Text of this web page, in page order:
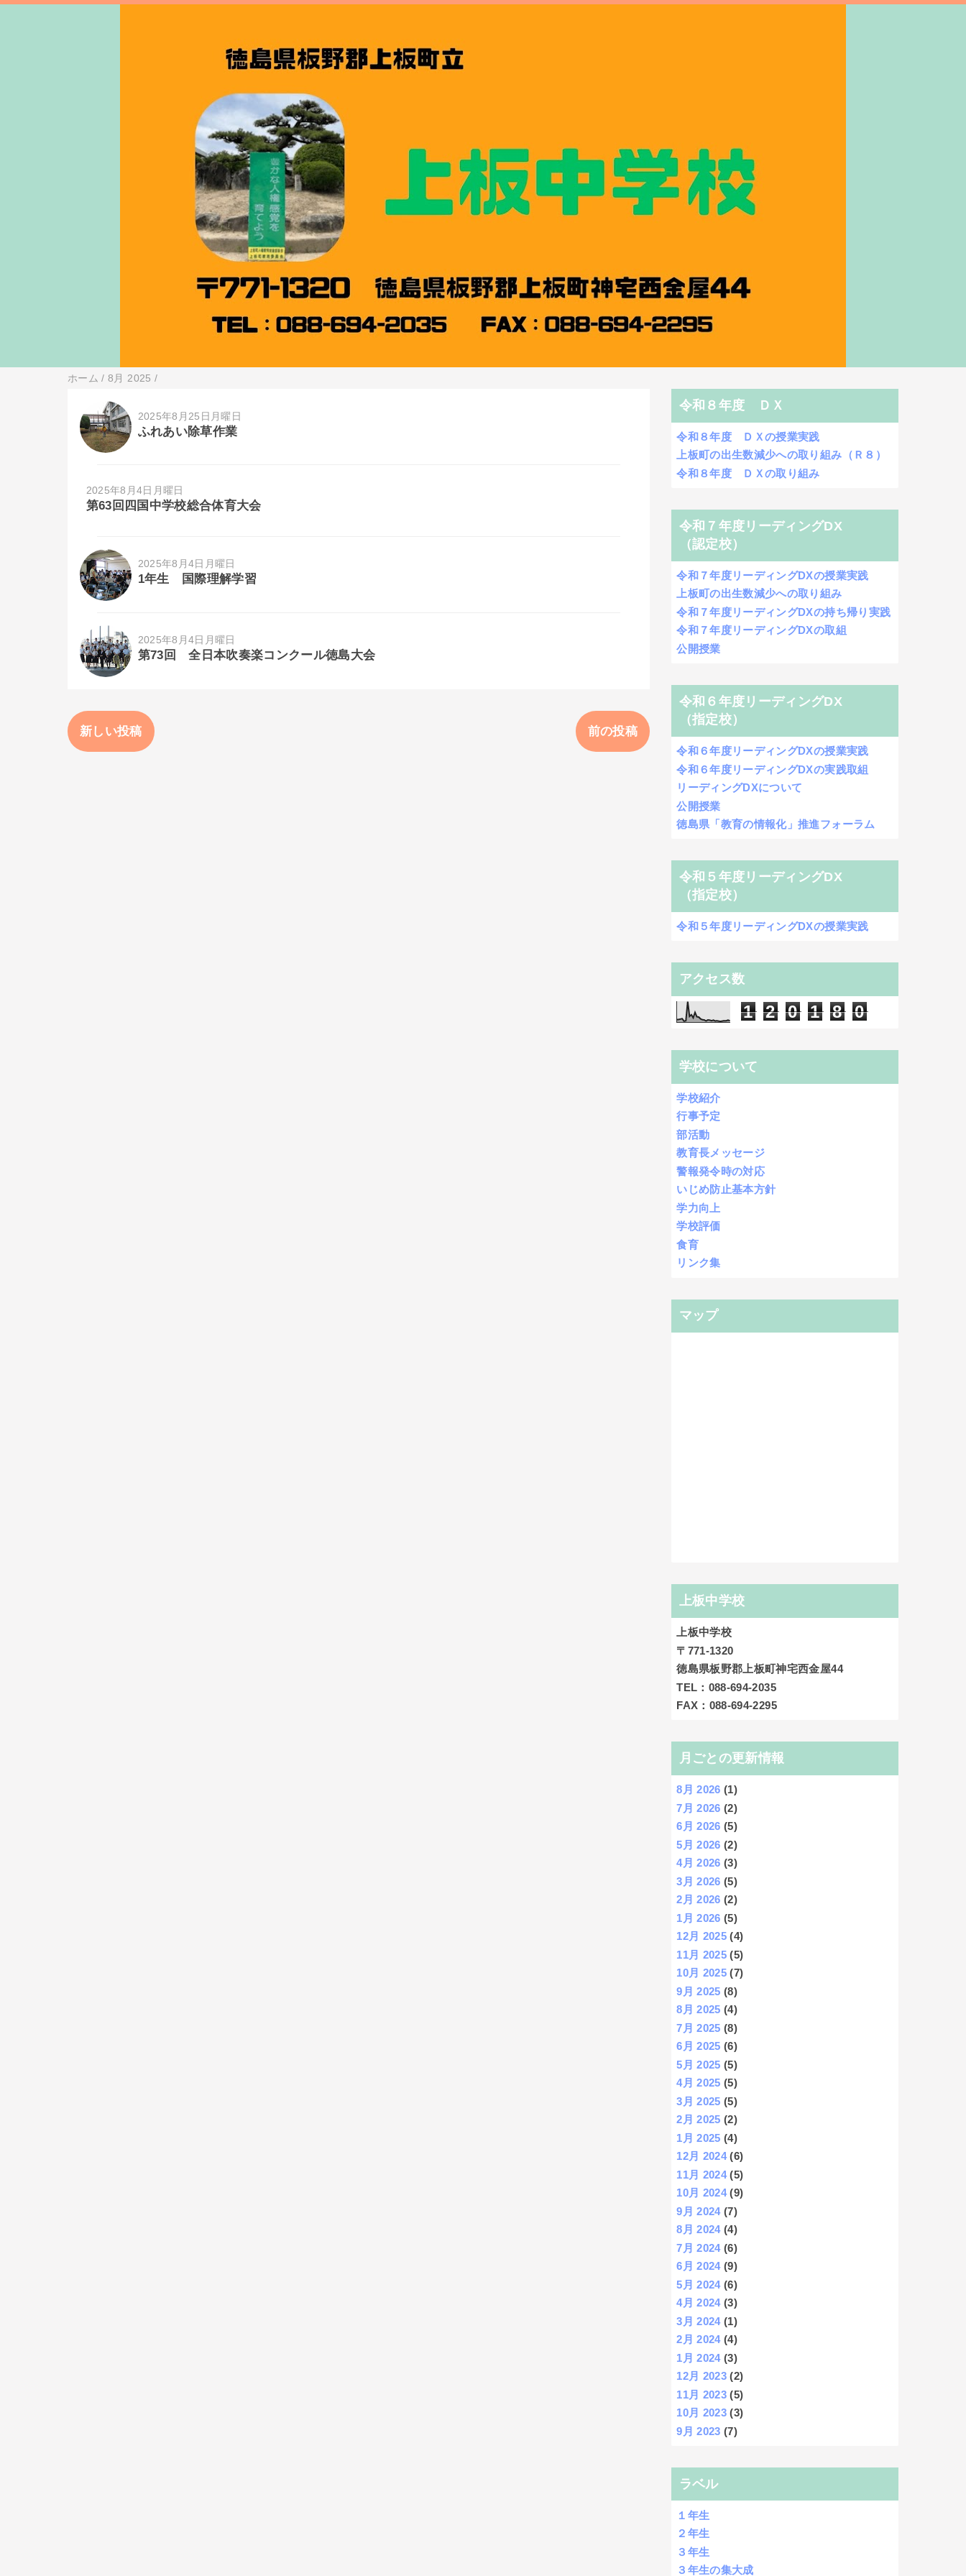
ホーム /8月 2025 /
2025年8月25日月曜日
ふれあい除草作業
2025年8月4日月曜日
第63回四国中学校総合体育大会
2025年8月4日月曜日
1年生 国際理解学習
2025年8月4日月曜日
第73回 全日本吹奏楽コンクール徳島大会
新しい投稿 前の投稿
令和８年度 ＤＸ
令和８年度 ＤＸの授業実践
上板町の出生数減少への取り組み（Ｒ８）
令和８年度 ＤＸの取り組み
令和７年度リーディングDX
（認定校）
令和７年度リーディングDXの授業実践
上板町の出生数減少への取り組み
令和７年度リーディングDXの持ち帰り実践
令和７年度リーディングDXの取組
公開授業
令和６年度リーディングDX
（指定校）
令和６年度リーディングDXの授業実践
令和６年度リーディングDXの実践取組
リーディングDXについて
公開授業
徳島県「教育の情報化」推進フォーラム
令和５年度リーディングDX
（指定校）
令和５年度リーディングDXの授業実践
アクセス数
1 2 0 1 8 0
学校について
学校紹介
行事予定
部活動
教育長メッセージ
警報発令時の対応
いじめ防止基本方針
学力向上
学校評価
食育
リンク集
マップ
上板中学校
上板中学校
〒771-1320
徳島県板野郡上板町神宅西金屋44
TEL：088-694-2035
FAX：088-694-2295
月ごとの更新情報
8月 2026 (1)
7月 2026 (2)
6月 2026 (5)
5月 2026 (2)
4月 2026 (3)
3月 2026 (5)
2月 2026 (2)
1月 2026 (5)
12月 2025 (4)
11月 2025 (5)
10月 2025 (7)
9月 2025 (8)
8月 2025 (4)
7月 2025 (8)
6月 2025 (6)
5月 2025 (5)
4月 2025 (5)
3月 2025 (5)
2月 2025 (2)
1月 2025 (4)
12月 2024(6)
11月 2024(5)
10月 2024(9)
9月 2024(7)
8月 2024(4)
7月 2024(6)
6月 2024(9)
5月 2024(6)
4月 2024(3)
3月 2024(1)
2月 2024(4)
1月 2024(3)
12月 2023 (2)
11月 2023 (5)
10月 2023 (3)
9月 2023 (7)
ラベル
１年生
２年生
３年生
３年生の集大成